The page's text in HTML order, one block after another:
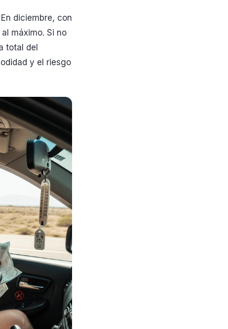
diciembre, con
máximo. Si no
total del
y el riesgo